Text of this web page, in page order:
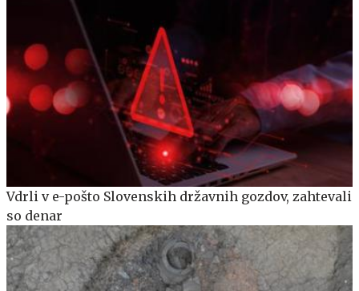
Vdrli v e-pošto Slovenskih državnih gozdov, zahtevali
so denar